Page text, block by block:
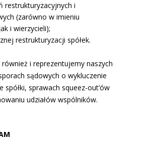
restrukturyzacyjnych i
(zarówno w imieniu
i wierzycieli);
restrukturyzacji spółek.
i reprezentujemy naszych
sądowych o wykluczenie
spółki, sprawach squeez-out’ów
udziałów wspólników.